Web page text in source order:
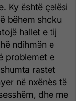
Ky është çelësi
bëhem shoku
hallet e tij
ndihmën e
problemet e
rastet
në nxënës të
dhe me